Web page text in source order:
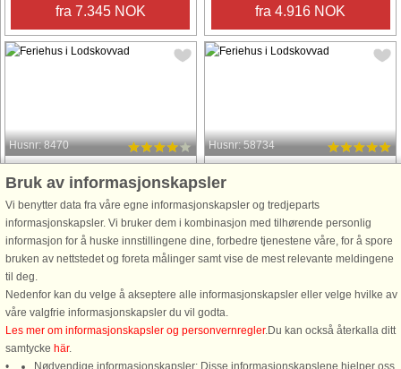
fra 7.345 NOK fra 4.916 NOK
Husnr: 8470
Lodskovvad
2,2 km til kyst.
Sommerhus med spabad
beliggende i indlandsklit i
Lodskovvad tæt på børnevenlig
badestrand og Ålbæk. Huset er
enkelt, lyst og velindrettet med
køkken-alrum/stue med loft til kip
samt udgang til morgenterrasse. ...
Husnr: 58734
2,3 km til kyst.
Oplev Nordjylland - på mindre end
en time kan du nå mange af de
turistbyer i Nordjylland. Der er kort
afstand til både vest- og østkysten,
så der er rig mulighed for ...
Bruk av informasjonskapsler
Vi benytter data fra våre egne informasjonskapsler og tredjeparts
informasjonskapsler. Vi bruker dem i kombinasjon med tilhørende personlig
informasjon for å huske innstillingene dine, forbedre tjenestene våre, for å spore
bruken av nettstedet og foreta målinger samt vise de mest relevante meldingene
til deg.
Nedenfor kan du velge å akseptere alle informasjonskapsler eller velge hvilke av
våre valgfrie informasjonskapsler du vil godta.
Les mer om informasjonskapsler og personvernregler.Du kan också återkalla ditt
samtycke här.
Nødvendige informasjonskapsler: Disse informasjonskapslene hjelper oss